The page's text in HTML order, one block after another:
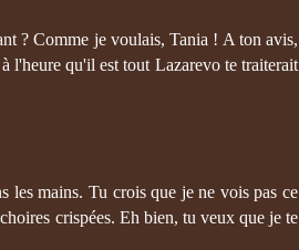
? Comme je voulais, Tania ! A ton avis,
l'heure qu'il est tout Lazarevo te traiterait
les mains. Tu crois que je ne vois pas ce
crispées. Eh bien, tu veux que je te